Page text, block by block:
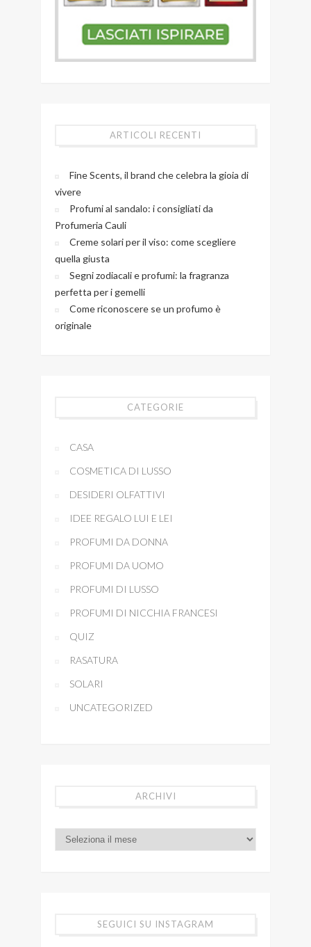
ARTICOLI RECENTI
Fine Scents, il brand che celebra la gioia di
vivere
Profumi al sandalo: i consigliati da
Profumeria Cauli
Creme solari per il viso: come scegliere
quella giusta
Segni zodiacali e profumi: la fragranza
perfetta per i gemelli
Come riconoscere se un profumo è
originale
CATEGORIE
CASA
COSMETICA DI LUSSO
DESIDERI OLFATTIVI
IDEE REGALO LUI E LEI
PROFUMI DA DONNA
PROFUMI DA UOMO
PROFUMI DI LUSSO
PROFUMI DI NICCHIA FRANCESI
QUIZ
RASATURA
SOLARI
UNCATEGORIZED
ARCHIVI
SEGUICI SU INSTAGRAM